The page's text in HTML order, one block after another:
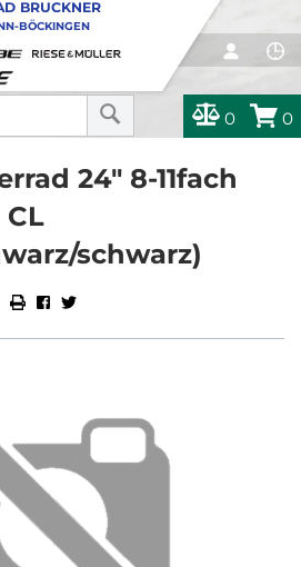
0 0
BRUCKNER
BÖCKINGEN
24" 8-11fach
CL
schwarz)